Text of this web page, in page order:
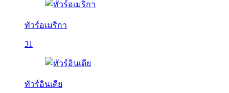
ทัวร์อเมริกา
31
ทัวร์อินเดีย